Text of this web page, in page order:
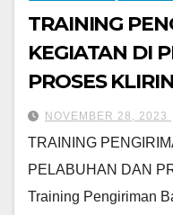
TRAINING
KEGIATAN DI
PROSES
NOVEMBER 28, 2023
TRAINING
PELABUHAN DAN
Training Pengiriman